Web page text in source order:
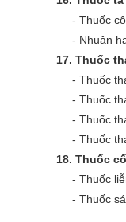
- Thuốc
- Nhuận
17. Thuốc
- Thuốc
- Thuốc
- Thuốc
- Thuốc
18. Thuốc
- Thuốc
- Thuốc